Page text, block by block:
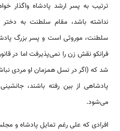
ترتیب به پسر ارشد پادشاه واگذار
نداشته باشد، مقام سلطنت به
سلطنت، موروثی است و پسر بزرگ
پادشاهی از بین رفته باشند،
می‌شود.
افرادی که علی رغم تمایل پادشاه و